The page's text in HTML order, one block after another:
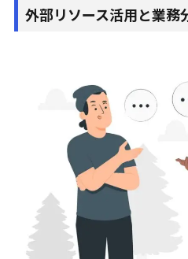
外部リソース活用と業務